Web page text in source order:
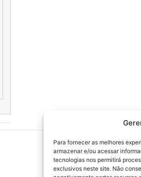
Para fornecer as melhores
armazenar e/ou acessar
tecnologias nos permitirá
exclusivos neste site. Não